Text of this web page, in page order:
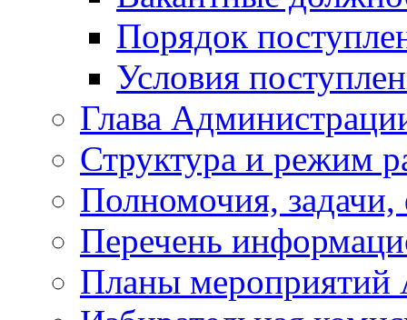
Порядок
Условия
Глава
Структура и режим
Полномочия,
Перечень
Планы мероприятий